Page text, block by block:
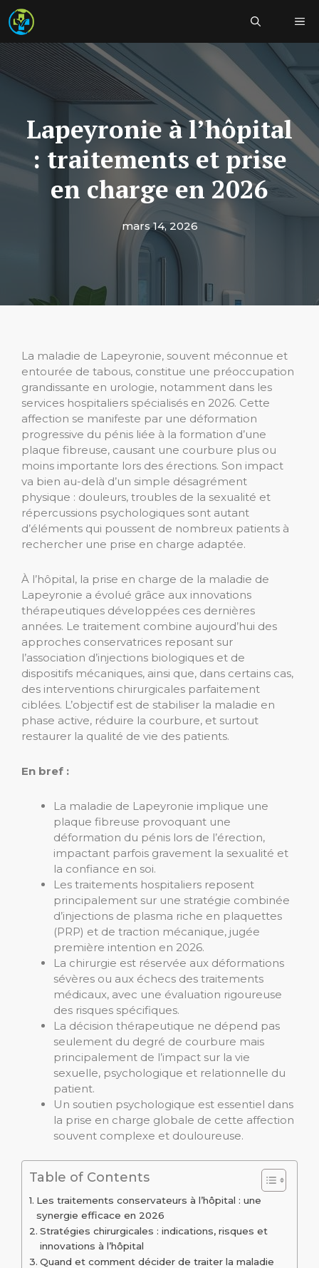
Aller
au
contenu
Lapeyronie à l’hôpital
: traitements et prise
en charge en 2026
mars 14, 2026
La maladie de Lapeyronie, souvent méconnue et
entourée de tabous, constitue une préoccupation
grandissante en urologie, notamment dans les
services hospitaliers spécialisés en 2026. Cette
affection se manifeste par une déformation
progressive du pénis liée à la formation d’une
plaque fibreuse, causant une courbure plus ou
moins importante lors des érections. Son impact
va bien au-delà d’un simple désagrément
physique : douleurs, troubles de la sexualité et
répercussions psychologiques sont autant
d’éléments qui poussent de nombreux patients à
rechercher une prise en charge adaptée.
À l’hôpital, la prise en charge de la maladie de
Lapeyronie a évolué grâce aux innovations
thérapeutiques développées ces dernières
années. Le traitement combine aujourd’hui des
approches conservatrices reposant sur
l’association d’injections biologiques et de
dispositifs mécaniques, ainsi que, dans certains cas,
des interventions chirurgicales parfaitement
ciblées. L’objectif est de stabiliser la maladie en
phase active, réduire la courbure, et surtout
restaurer la qualité de vie des patients.
En bref :
La maladie de Lapeyronie implique une
plaque fibreuse provoquant une
déformation du pénis lors de l’érection,
impactant parfois gravement la sexualité et
la confiance en soi.
Les traitements hospitaliers reposent
principalement sur une stratégie combinée
d’injections de plasma riche en plaquettes
(PRP) et de traction mécanique, jugée
première intention en 2026.
La chirurgie est réservée aux déformations
sévères ou aux échecs des traitements
médicaux, avec une évaluation rigoureuse
des risques spécifiques.
La décision thérapeutique ne dépend pas
seulement du degré de courbure mais
principalement de l’impact sur la vie
sexuelle, psychologique et relationnelle du
patient.
Un soutien psychologique est essentiel dans
la prise en charge globale de cette affection
souvent complexe et douloureuse.
Table of Contents
Les traitements conservateurs à l’hôpital : une
synergie efficace en 2026
Stratégies chirurgicales : indications, risques et
innovations à l’hôpital
Quand et comment décider de traiter la maladie